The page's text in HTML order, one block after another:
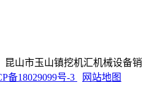
山市玉山镇挖机汇机械设备销
备18029099号-3 网站地图